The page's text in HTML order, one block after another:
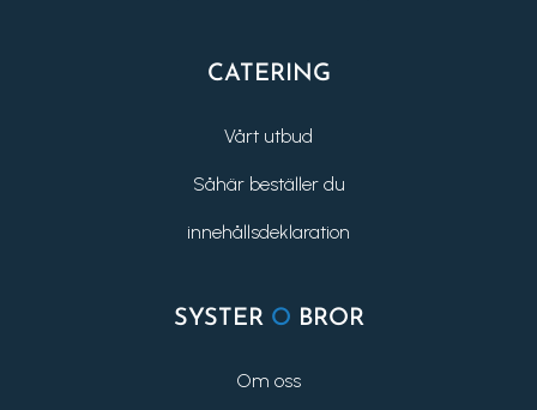
CATERING
Vårt utbud
Såhär beställer du
innehållsdeklaration
SYSTER O BROR
Om oss